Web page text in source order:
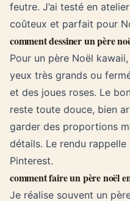
feutre. J’ai testé en
coûteux et parfait pour
comment dessiner un père
Pour un père Noël
yeux très grands ou
et des joues roses. Le
reste toute douce, bien
garder des proportions
détails. Le rendu
Pinterest.
comment faire un père noël
Je réalise souvent un